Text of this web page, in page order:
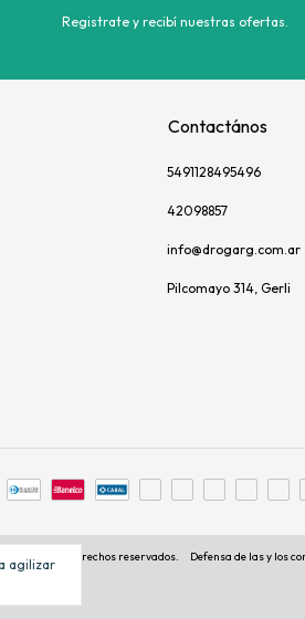
agilizar
Registrate y recibí nuestras ofertas.
Contactános
5491128495496
42098857
info@drogarg.com.ar
Pilcomayo 314, Gerli
Todos los derechos reservados. Defensa de las y los